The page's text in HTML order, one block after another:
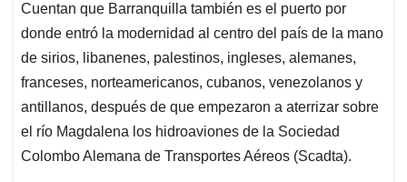
Cuentan que Barranquilla también es el puerto por
donde entró la modernidad al centro del país de la mano
de sirios, libanenes, palestinos, ingleses, alemanes,
franceses, norteamericanos, cubanos, venezolanos y
antillanos, después de que empezaron a aterrizar sobre
el río Magdalena los hidroaviones de la Sociedad
Colombo Alemana de Transportes Aéreos (Scadta).